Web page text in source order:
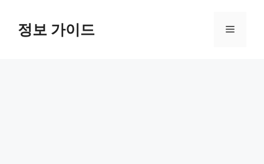
정보 가이드 메